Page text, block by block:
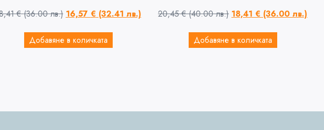
€ (36.00 лв.) 16,57 € (32.41 лв.)
Добавяне в количката
20,45€ (40.00 лв.) 18,41 € (36.00 лв.)
Добавяне в количката